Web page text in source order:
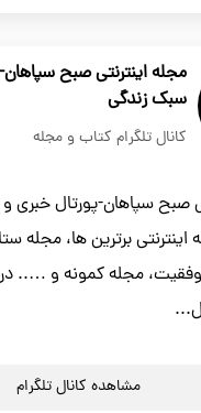
مجله اینترنتی صبح
سبک زندگی
کانال تلگرام کتاب و مجله
صبح سپاهان-پورتال خبری
برترین ها، مجله
مجله کمونه و ….. در
مشاهده کانال تلگرام